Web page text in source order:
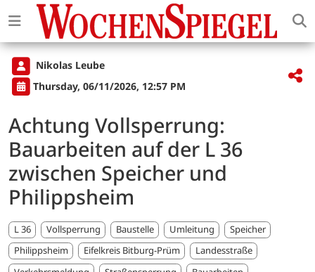
Nikolas Leube
Thursday, 06/11/2026, 12:57 PM
Achtung Vollsperrung:
Bauarbeiten auf der L 36
zwischen Speicher und
Philippsheim
L 36 Vollsperrung Baustelle Umleitung
Speicher
Philippsheim
Eifelkreis Bitburg-Prüm
Landesstraße